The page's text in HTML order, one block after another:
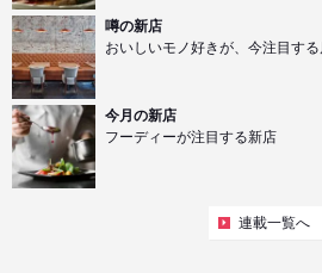
噂の新店
おいしいモノ好きが、今注目す
今月の新店
フーディーが注目する新店
連載一覧へ